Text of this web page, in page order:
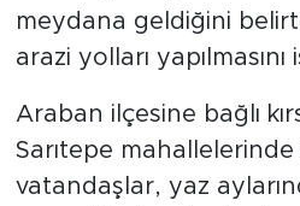
meydana geldiğini
arazi yolları yapılmasını
Araban ilçesine bağlı
Sarıtepe
vatandaşlar, yaz